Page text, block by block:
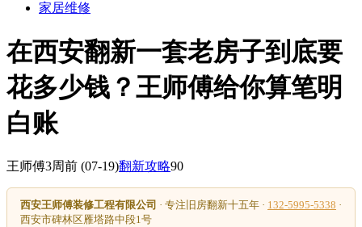
家居维修
在西安翻新一套老房子到底要
花多少钱？王师傅给你算笔明
白账
王师傅3周前 (07-19)翻新攻略90
西安王师傅装修工程有限公司 · 专注旧房翻新十五年 · 132-5995-5338 ·
西安市碑林区雁塔路中段1号